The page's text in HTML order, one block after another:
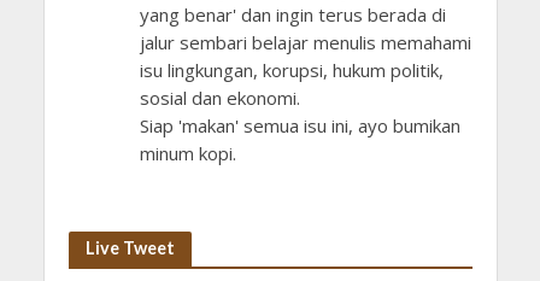
yang benar' dan ingin terus berada di
jalur sembari belajar menulis memahami
isu lingkungan, korupsi, hukum politik,
sosial dan ekonomi.
Siap 'makan' semua isu ini, ayo bumikan
minum kopi.
Live Tweet